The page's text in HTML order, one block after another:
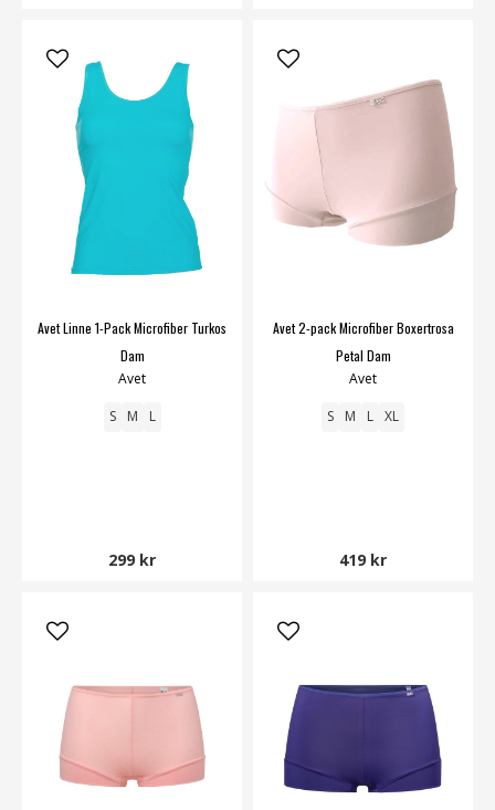
Avet Linne 1-Pack Microfiber Turkos
Dam
Avet
S M L
299 kr
Avet 2-pack Microfiber Boxertrosa
Petal Dam
Avet
S M L XL
419 kr